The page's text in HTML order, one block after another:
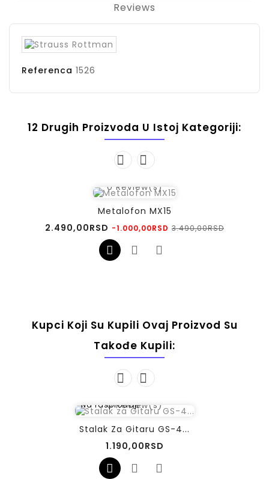
Reviews
Referenca 1526
12 Drugih Proizvoda U Istoj Kategoriji:
0 Review(s)
Metalofon MX15
2.490,00RSD Regularna
cena
-1.000,00RSD 3.490,00RSDCena
Kupci Koji Su Kupili Ovaj Proizvod Su
Takođe Kupili:
Na rasprodaji!
0Review(s)
Stalak Za Gitaru GS-4...
1.190,00RSD